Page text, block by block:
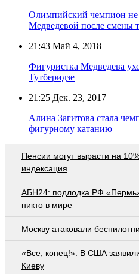
Олимпийский чемпион не
Медведевой после смены
21:43 Май 4, 2018
Фигуристка Медведева
Тутберидзе
21:25 Дек. 23, 2017
Алина Загитова стала
фигурному катанию
Пенсии могут вырасти на
индексация
АБН24: подлодка РФ
никто в мире
Москву атаковали
«Все, конец!». В США
Киеву